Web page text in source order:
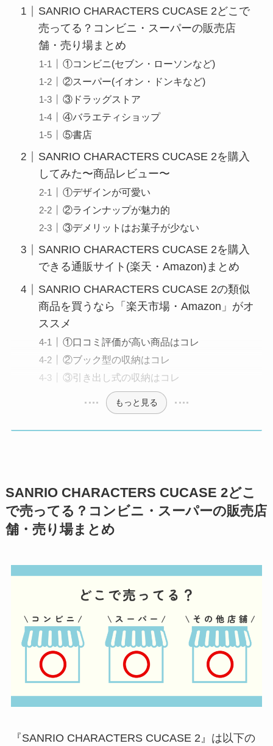
SANRIO CHARACTERS CUCASE 2どこで
売ってる？コンビニ・スーパーの販売店
舗・売り場まとめ
①コンビニ(セブン・ローソンなど)
②スーパー(イオン・ドンキなど)
③ドラッグストア
④バラエティショップ
⑤書店
SANRIO CHARACTERS CUCASE 2を購入
してみた〜商品レビュー〜
①デザインが可愛い
②ラインナップが魅力的
③デメリットはお菓子が少ない
SANRIO CHARACTERS CUCASE 2を購入
できる通販サイト(楽天・Amazon)まとめ
SANRIO CHARACTERS CUCASE 2の類似
商品を買うなら「楽天市場・Amazon」がオ
ススメ
①口コミ評価が高い商品はコレ
②ブック型の収納はコレ
③引き出し式の収納はコレ
もっと見る
SANRIO CHARACTERS CUCASE 2どこ
で売ってる？コンビニ・スーパーの販売店
舗・売り場まとめ
『SANRIO CHARACTERS CUCASE 2』は以下の